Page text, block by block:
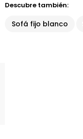
Descubre también:
Sofá fijo blanco